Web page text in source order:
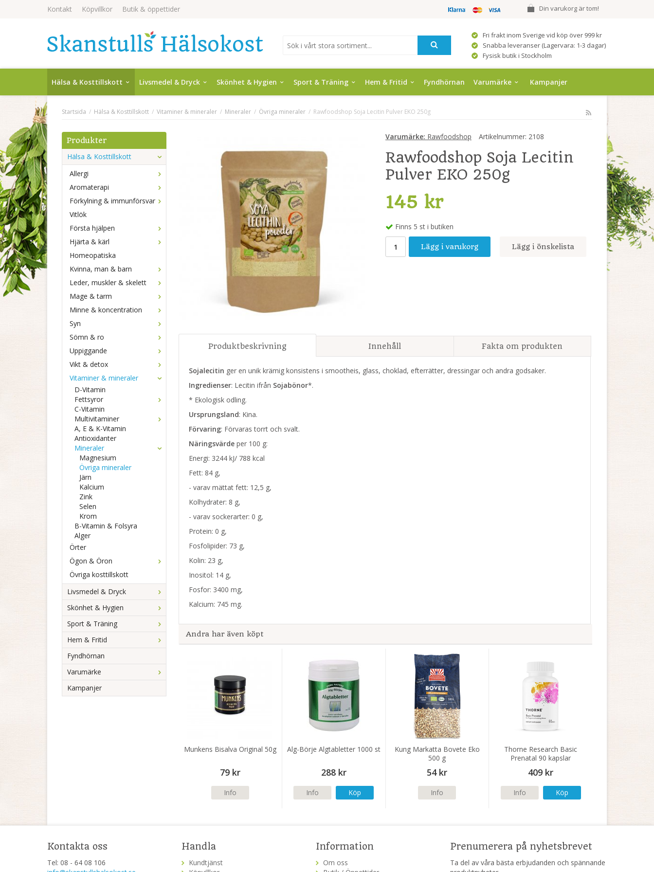
Kontakt Köpvillkor Butik & öppettider Din varukorg är tom!
Fri frakt inom Sverige vid köp över 999 kr
Snabba leveranser (Lagervara: 1-3 dagar)
Fysisk butik i Stockholm
Hälsa & Kosttillskott Livsmedel & Dryck Skönhet & Hygien Sport & Träning Hem & Fritid Fyndhörnan Varumärke Kampanjer
Startsida / Hälsa & Kosttillskott / Vitaminer & mineraler / Mineraler / Övriga mineraler / Rawfoodshop Soja Lecitin Pulver EKO 250g
Produkter
Hälsa & Kosttillskott
Allergi
Aromaterapi
Förkylning & immunförsvar
Vitlök
Första hjälpen
Hjärta & kärl
Homeopatiska
Kvinna, man & barn
Leder, muskler & skelett
Mage & tarm
Minne & koncentration
Syn
Sömn & ro
Uppiggande
Vikt & detox
Vitaminer & mineraler
D-Vitamin
Fettsyror
C-Vitamin
Multivitaminer
A, E & K-Vitamin
Antioxidanter
Mineraler
Magnesium
Övriga mineraler
Järn
Kalcium
Zink
Selen
Krom
B-Vitamin & Folsyra
Alger
Örter
Ögon & Öron
Övriga kosttillskott
Livsmedel & Dryck
Skönhet & Hygien
Sport & Träning
Hem & Fritid
Fyndhörnan
Varumärke
Kampanjer
Varumärke: Rawfoodshop Artikelnummer: 2108
Rawfoodshop Soja Lecitin
Pulver EKO 250g
145 kr
Finns 5 st i butiken
Lägg i varukorg Lägg i önskelista
Produktbeskrivning Innehåll Fakta om produkten
Sojalecitin ger en unik krämig konsistens i smootheis, glass, choklad, efterrätter, dressingar och andra godsaker.
Ingredienser: Lecitin ifrån Sojabönor*.
* Ekologisk odling.
Ursprungsland: Kina.
Förvaring: Förvaras torrt och svalt.
Näringsvärde per 100 g:
Energi: 3244 kJ/ 788 kcal
Fett: 84 g,
- varav mättat fett: 12,5 g,
Kolhydrater: 8 g,
- varav sockerarter: 0 g,
Protein: 0 g,
Fosfolipider: 73 g,
Kolin: 23 g,
Inositol: 14 g,
Fosfor: 3400 mg,
Kalcium: 745 mg.
Andra har även köpt
Munkens Bisalva Original 50g
79 kr
Info
Alg-Börje Algtabletter 1000 st
288 kr
Info Köp
Kung Markatta Bovete Eko
500 g
54 kr
Info
Thorne Research Basic
Prenatal 90 kapslar
409 kr
Info Köp
Kontakta oss
Tel: 08 - 64 08 106
Handla
Kundtjänst
Information
Om oss
Prenumerera på nyhetsbrevet
Ta del av våra bästa erbjudanden och spännande